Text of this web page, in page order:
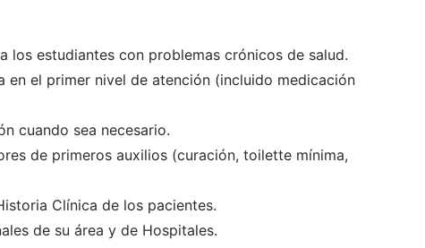
los estudiantes con problemas crónicos de salud.
en el primer nivel de atención (incluido medicación
cuando sea necesario.
de primeros auxilios (curación, toilette mínima,
Clínica de los pacientes.
de su área y de Hospitales.